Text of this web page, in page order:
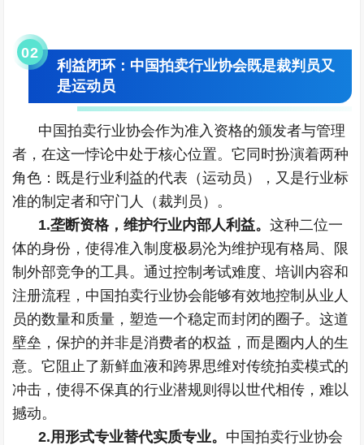
02
利益闭环：中国拍卖行业协会既是裁判员又
是运动员
中国拍卖行业协会作为准入资格的颁发者与管理
者，在这一悖论中处于核心位置。它同时扮演着两种
角色：既是行业利益的代表（运动员），又是行业标
准的制定者和守门人（裁判员）。
1.垄断资格，维护行业内部人利益。这种二位一
体的身份，使得准入制度极易沦为维护现有格局、限
制外部竞争的工具。通过控制考试难度、培训内容和
注册流程，中国拍卖行业协会能够有效地控制从业人
员的数量和质量，塑造一个稳定而封闭的圈子。这道
壁垒，保护的并非是消费者的权益，而是圈内人的生
意。它阻止了新鲜血液和跨界思维对传统拍卖模式的
冲击，使得不保真的行业潜规则得以世代相传，难以
撼动。
2.用形式专业替代实质专业。 中国拍卖行业协会